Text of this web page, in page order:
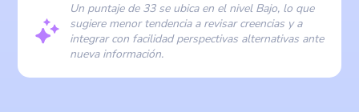
Un puntaje de 33 se ubica en el nivel Bajo, lo que
sugiere menor tendencia a revisar creencias y a
integrar con facilidad perspectivas alternativas ante
nueva información.